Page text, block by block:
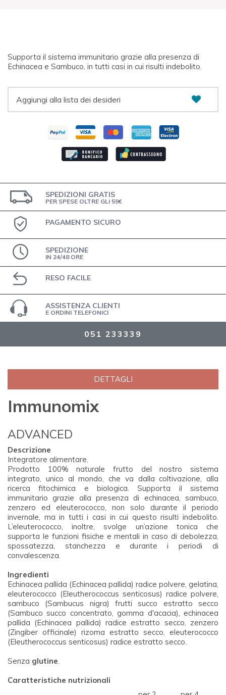
Supporta il sistema immunitario grazie alla presenza di
Echinacea e Sambuco, in tutti casi in cui risulti indebolito.
Aggiungi alla lista dei desideri
SPEDIZIONI GRATIS
PER SPESE OLTRE GLI 59€
PAGAMENTO SICURO
SPEDIZIONE
IN 24/48 ORE
RESO FACILE
ASSISTENZA CLIENTI
E ORDINI TELEFONICI
051 233339
DETTAGLI
Immunomix
ADVANCED
Descrizione
Integratore alimentare.
Prodotto 100% naturale frutto del nostro sistema
integrato, unico al mondo, che va dalla coltivazione, alla
ricerca fitochimica e biologica. Supporta il sistema
immunitario grazie alla presenza di echinacea, sambuco,
zenzero ed eleuterococco, non solo durante il periodo
invernale, ma in tutti i casi in cui questo risulti indebolito.
L’eleuterococco, inoltre, svolge un’azione tonica che
supporta le funzioni fisiche e mentali in caso di debolezza,
spossatezza, stanchezza e durante i periodi di
convalescenza.
Ingredienti
Echinacea pallida (Echinacea pallida) radice polvere, gelatina,
eleuterococco (Eleutherococcus senticosus) radice polvere,
sambuco (Sambucus nigra) frutti succo estratto secco
(Sambuco succo concentrato, gomma d'acacia), echinacea
pallida (Echinacea pallida) radice estratto secco, zenzero
(Zingiber officinale) rizoma estratto secco, eleuterococco
(Eleutherococcus senticosus) radice estratto secco.
Senza glutine.
Caratteristiche nutrizionali